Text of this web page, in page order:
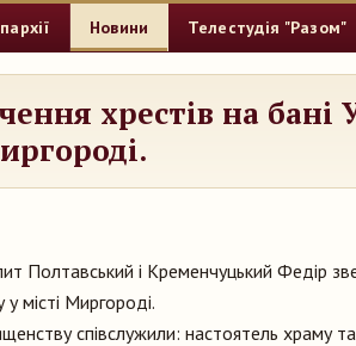
Новини Телестудія "Разом"
хрестів на бані
Полтавський і Кременчуцький Федір
у місті Миргороді.
співслужили: настоятель храму